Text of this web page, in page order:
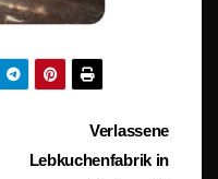
Verlassene
Lebkuchenfabrik in